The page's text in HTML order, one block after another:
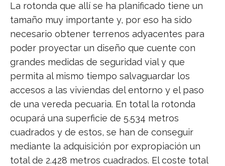
La rotonda que allí se ha planificado tiene un
tamaño muy importante y, por eso ha sido
necesario obtener terrenos adyacentes para
poder proyectar un diseño que cuente con
grandes medidas de seguridad vial y que
permita al mismo tiempo salvaguardar los
accesos a las viviendas del entorno y el paso
de una vereda pecuaria. En total la rotonda
ocupará una superficie de 5.534 metros
cuadrados y de estos, se han de conseguir
mediante la adquisición por expropiación un
total de 2.428 metros cuadrados. El coste total